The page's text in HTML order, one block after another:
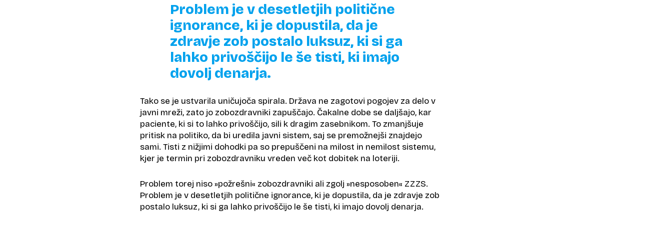
Problem je v desetletjih politične
ignorance, ki je dopustila, da je
zdravje zob postalo luksuz, ki si ga
lahko privoščijo le še tisti, ki imajo
dovolj denarja.
Tako se je ustvarila uničujoča spirala. Država ne zagotovi pogojev za delo v
javni mreži, zato jo zobozdravniki zapuščajo. Čakalne dobe se daljšajo, kar
paciente, ki si to lahko privoščijo, sili k dragim zasebnikom. To zmanjšuje
pritisk na politiko, da bi uredila javni sistem, saj se premožnejši znajdejo
sami. Tisti z nižjimi dohodki pa so prepuščeni na milost in nemilost sistemu,
kjer je termin pri zobozdravniku vreden več kot dobitek na loteriji.
Problem torej niso »požrešni« zobozdravniki ali zgolj »nesposoben« ZZZS.
Problem je v desetletjih politične ignorance, ki je dopustila, da je zdravje zob
postalo luksuz, ki si ga lahko privoščijo le še tisti, ki imajo dovolj denarja.